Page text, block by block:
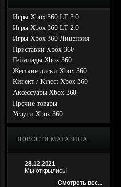
Игры Xbox 360 LT 3.0
Игры Xbox 360 LT 2.0
Игры Xbox 360 Лицензия
Приставки Xbox 360
Геймпады Xbox 360
Жесткие диски Xbox 360
Кинект / Kinect Xbox 360
Аксессуары Xbox 360
Прочие товары
Услуги Xbox 360
НОВОСТИ МАГАЗИНА
28.12.2021
Мы открылись!
Смотреть все...